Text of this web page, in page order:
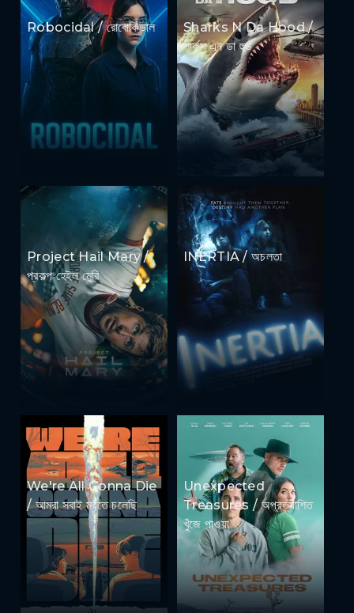
Robocidal / রোবোকিডাল
Sharks N Da Hood /
শার্কস এন ডা হুড
Project Hail Mary /
প্রকল্প হেইল মেরি
INERTIA / অচলতা
We're All Gonna Die
/ আমরা সবাই মরতে চলেছি
Unexpected
Treasures / অপ্রত্যাশিত
খুঁজে পাওয়া